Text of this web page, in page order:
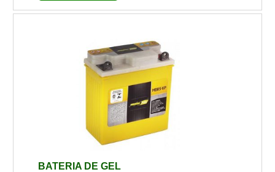
comprimento sem que seu movimento seja
Em ponteiras revestidas no entalhado, agem de
maneira a eliminar as folgas e reduzir o atrito em
até 75%.As Luvas de cardan agrícola são
BATERIA DE GEL